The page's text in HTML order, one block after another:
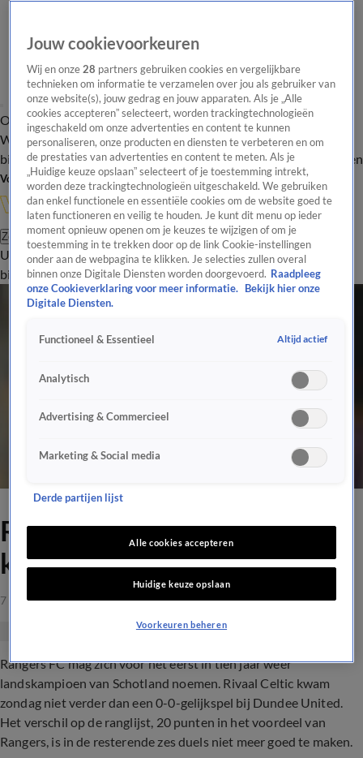
Overzicht Onze programma's Uitzendingen Onze gezichten
In de
WandelgangenInterviewsUitzending
bijwonenPodcastShopVeelgestelde vragenKijkersvraag insturen
Volg Vandaag Inside
Zoeken
UitzendingenVandaag InsideDe OranjezomerShopUitzending
bijwonen
Rangers FC na tien jaar weer
kampioen van Schotland
7 mrt 2021, 16:01
Rangers FC mag zich voor het eerst in tien jaar weer
landskampioen van Schotland noemen. Rivaal Celtic kwam
zondag niet verder dan een 0-0-gelijkspel bij Dundee United.
Het verschil op de ranglijst, 20 punten in het voordeel van
Rangers, is in de resterende zes duels niet meer goed te maken.
Jouw cookievoorkeuren
Wij en onze28 partners gebruiken cookies en vergelijkbare
technieken om informatie te verzamelen over jou als gebruiker van
onze website(s), jouw gedrag en jouw apparaten. Als je „Alle
cookies accepteren” selecteert, worden trackingtechnologieën
ingeschakeld om onze advertenties en content te kunnen
personaliseren, onze producten en diensten te verbeteren en om
de prestaties van advertenties en content te meten. Als je
„Huidige keuze opslaan” selecteert of je toestemming intrekt,
worden deze trackingtechnologieën uitgeschakeld. We gebruiken
dan enkel functionele en essentiële cookies om de website goed te
laten functioneren en veilig te houden. Je kunt dit menu op ieder
moment opnieuw openen om je keuzes te wijzigen of om je
toestemming in te trekken door op de link Cookie-instellingen
onder aan de webpagina te klikken. Je selecties zullen overal
binnen onze Digitale Diensten worden doorgevoerd. Raadpleeg
onze Cookieverklaring voor meer informatie.
Bekijk hier onze
Digitale Diensten.
Functioneel & Essentieel Altijd actief
Analytisch
Advertising & Commercieel
Marketing & Social media
Derde partijen lijst
Alle cookies accepteren
Huidige keuze opslaan
Voorkeuren beheren